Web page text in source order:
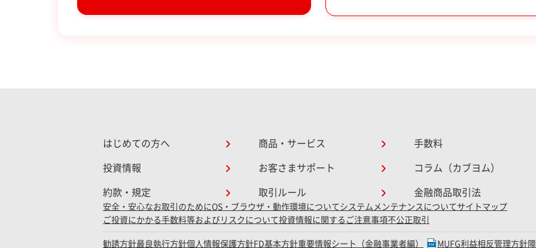
はじめての方へ 商品・サービス 手数料
投資情報 お客さまサポート コラム（カブヨム）
約款・規定 取引ルール 金融商品取引法
安全・安心なお取引のためにOS・ブラウザ・動作環境についてシステムメンテナンスについてサイトマップ
ご投資にかかる手数料等およびリスクについて投資情報に関するご注意事項不公正取引
勧誘方針最良執行方針個人情報保護方針FD基本方針重要情報シート（金融事業者編） MUFG利益相反管理方針